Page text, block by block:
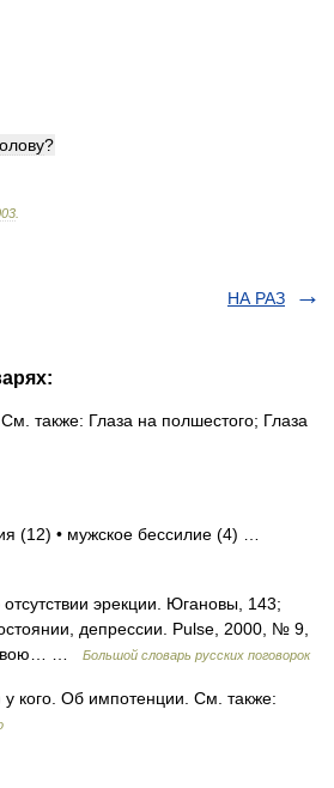
?
НА РАЗ
также: Глаза на полшестого; Глаза
(12) • мужское бессилие (4) …
эрекции. Югановы, 143;
депрессии. Pulse, 2000, № 9,
свою… …
Большой словарь русских поговорок
Об импотенции. См. также: